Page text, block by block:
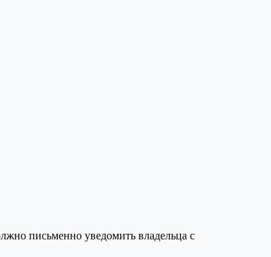
письменно уведомить владельца с